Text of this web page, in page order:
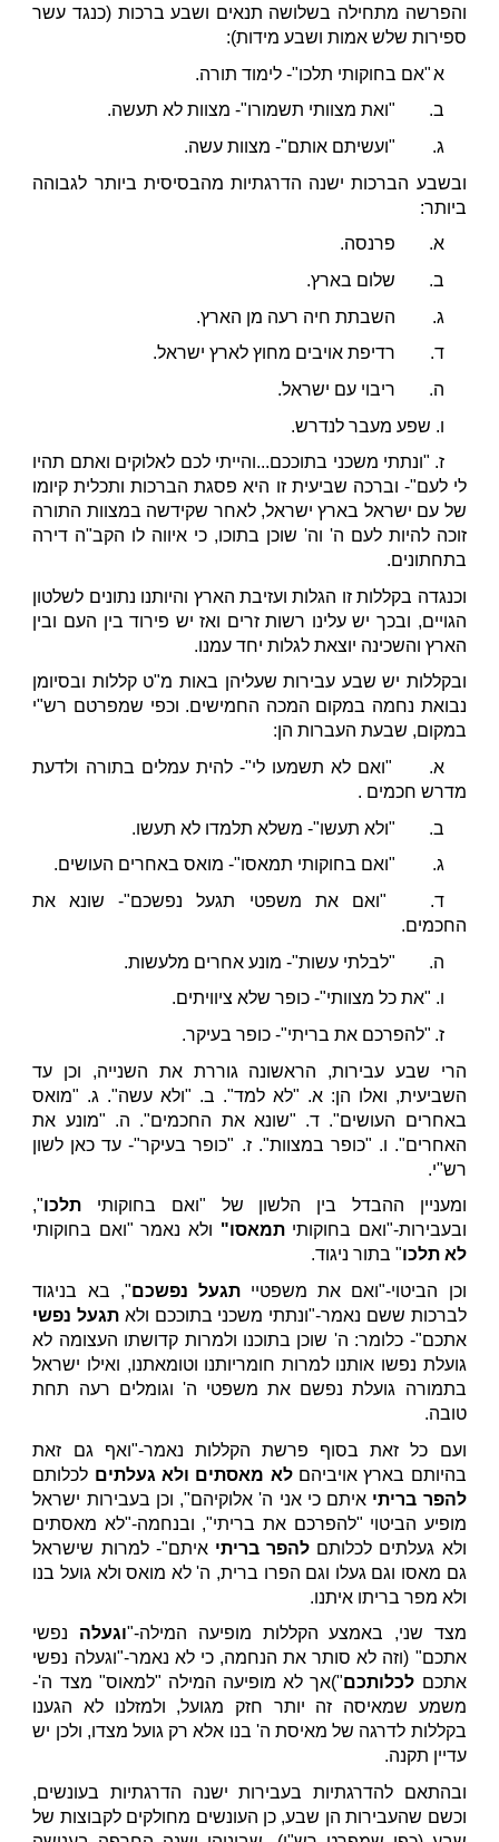
והפרשה מתחילה בשלושה תנאים ושבע ברכות (כנגד עשר
ספירות שלש אמות ושבע מידות):
א"אם בחוקותי תלכו"- לימוד תורה.
ב.
"ואת מצוותי תשמורו"- מצוות לא תעשה.
ג.
"ועשיתם אותם"- מצוות עשה.
ובשבע הברכות ישנה הדרגתיות מהבסיסית ביותר לגבוהה
ביותר:
א.
פרנסה.
ב.
שלום בארץ.
ג.
השבתת חיה רעה מן הארץ.
ד.
רדיפת אויבים מחוץ לארץ ישראל.
ה.
ריבוי עם ישראל.
ו. שפע מעבר לנדרש.
ז. "ונתתי משכני בתוככם...והייתי לכם לאלוקים ואתם תהיו
לי לעם"- וברכה שביעית זו היא פסגת הברכות ותכלית קיומו
של עם ישראל בארץ ישראל, לאחר שקידשה במצוות התורה
זוכה להיות לעם ה' וה' שוכן בתוכו, כי איווה לו הקב"ה דירה
בתחתונים.
וכנגדה בקללות זו הגלות ועזיבת הארץ והיותנו נתונים לשלטון
הגויים, ובכך יש עלינו רשות זרים ואז יש פירוד בין העם ובין
הארץ והשכינה יוצאת לגלות יחד עמנו.
ובקללות יש שבע עבירות שעליהן באות מ"ט קללות ובסיומן
נבואת נחמה במקום המכה החמישים. וכפי שמפרטם רש"י
במקום, שבעת העברות הן:
א.
"ואם לא תשמעו לי"- להית עמלים בתורה ולדעת
מדרש חכמים .
ב.
"ולא תעשו"- משלא תלמדו לא תעשו.
ג.
"ואם בחוקותי תמאסו"- מואס באחרים העושים.
ד.
"ואם את משפטי תגעל נפשכם"- שונא את
החכמים.
ה.
"לבלתי עשות"- מונע אחרים מלעשות.
ו. "את כל מצוותי"- כופר שלא ציוויתים.
ז. "להפרכם את בריתי"- כופר בעיקר.
הרי שבע עבירות, הראשונה גוררת את השנייה, וכן עד
השביעית, ואלו הן: א. "לא למד". ב. "ולא עשה". ג. "מואס
באחרים העושים". ד. "שונא את החכמים". ה. "מונע את
האחרים". ו. "כופר במצוות". ז. "כופר בעיקר"- עד כאן לשון
רש"י.
ומעניין ההבדל בין הלשון של "ואם בחוקותי תלכו",
ובעבירות-"ואם בחוקותיתמאסו" ולא נאמר "ואם בחוקותי
לא תלכו" בתור ניגוד.
וכן הביטוי-"ואם את משפטייתגעל נפשכם", בא בניגוד
לברכות ששם נאמר-"ונתתי משכני בתוככם ולא תגעל נפשי
אתכם"- כלומר: ה' שוכן בתוכנו ולמרות קדושתו העצומה לא
גועלת נפשו אותנו למרות חומריותנו וטומאתנו, ואילו ישראל
בתמורה גועלת נפשם את משפטי ה' וגומלים רעה תחת
טובה.
ועם כל זאת בסוף פרשת הקללות נאמר-"ואף גם זאת
בהיותם בארץ אויביהםלא מאסתים ולא געלתים לכלותם
להפר בריתי איתם כי אני ה' אלוקיהם", וכן בעבירות ישראל
מופיע הביטוי "להפרכם את בריתי", ובנחמה-"לא מאסתים
ולא געלתים לכלותם להפר בריתיאיתם"- למרות שישראל
גם מאסו וגם געלו וגם הפרו ברית, ה' לא מואס ולא גועל בנו
ולא מפר בריתו איתנו.
מצד שני, באמצע הקללות מופיעה המילה-"וגעלה נפשי
אתכם" (וזה לא סותר את הנחמה, כי לא נאמר-"וגעלה נפשי
אתכם לכלותכם")אך לא מופיעה המילה "למאוס" מצד ה'-
משמע שמאיסה זה יותר חזק מגועל, ולמזלנו לא הגענו
בקללות לדרגה של מאיסת ה' בנו אלא רק גועל מצדו, ולכן יש
עדיין תקנה.
ובהתאם להדרגתיות בעבירות ישנה הדרגתיות בעונשים,
וכשם שהעבירות הן שבע, כן העונשים מחולקים לקבוצות של